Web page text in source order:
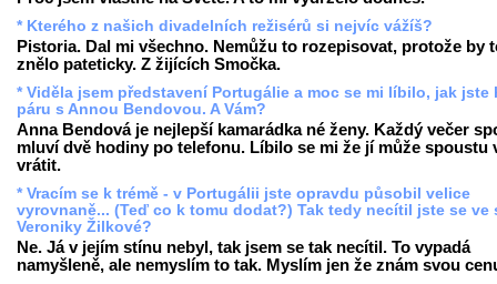
* Kterého z našich divadelních režisérů si nejvíc vážíš?
Pistoria. Dal mi všechno. Nemůžu to rozepisovat, protože by
znělo pateticky. Z žijících Smočka.
* Viděla jsem představení Portugálie a moc se mi líbilo, jak jste
páru s Annou Bendovou. A Vám?
Anna Bendová je nejlepší kamarádka né ženy. Každý večer
mluví dvě hodiny po telefonu. Líbilo se mi že jí může spoustu
vrátit.
* Vracím se k trémě - v Portugálii jste opravdu působil velice
vyrovnaně... (Teď co k tomu dodat?) Tak tedy necítil jste se ve
Veroniky Žilkové?
Ne. Já v jejím stínu nebyl, tak jsem se tak necítil. To vypadá
namyšleně, ale nemyslím to tak. Myslím jen že znám svou